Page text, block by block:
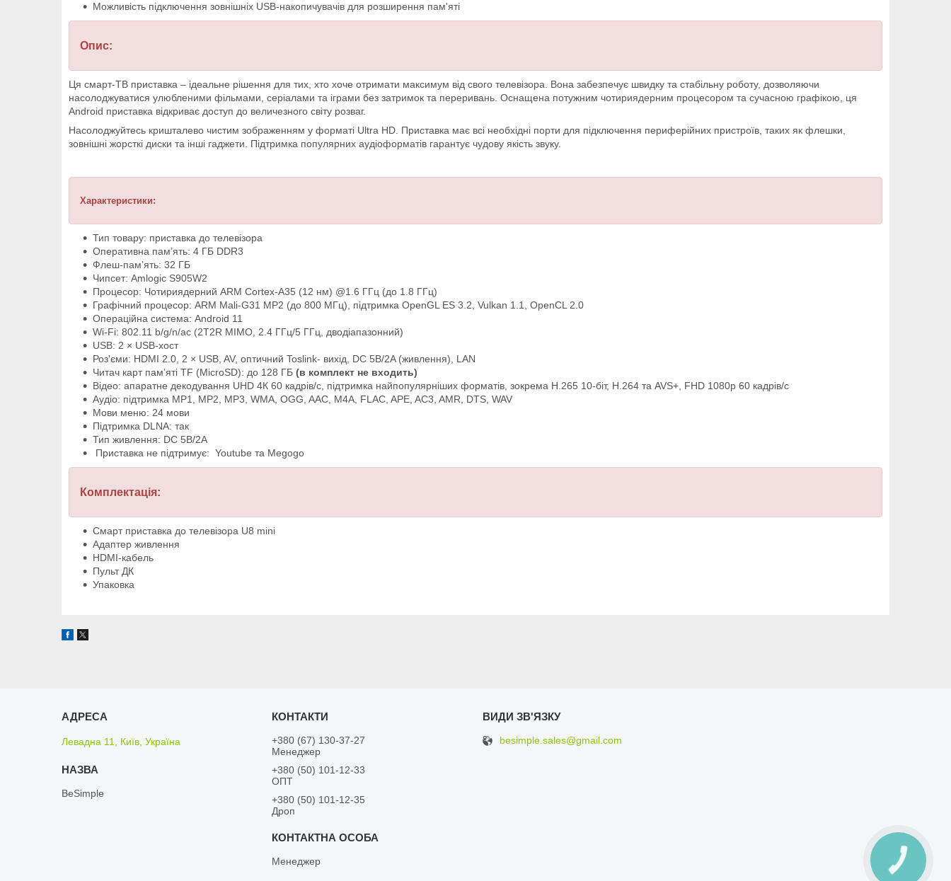
Можливість підключення зовнішніх USB-накопичувачів для розширення пам'яті
Опис:
Ця смарт-ТВ приставка – ідеальне рішення для тих, хто хоче отримати максимум від свого телевізора. Вона забезпечує швидку та стабільну роботу, дозволяючи
насолоджуватися улюбленими фільмами, серіалами та іграми без затримок та переривань. Оснащена потужним чотириядерним процесором та сучасною графікою, ця
Android приставка відкриває доступ до величезного світу розваг.
Насолоджуйтесь кришталево чистим зображенням у форматі Ultra HD. Приставка має всі необхідні порти для підключення периферійних пристроїв, таких як флешки,
зовнішні жорсткі диски та інші гаджети. Підтримка популярних аудіоформатів гарантує чудову якість звуку.
Характеристики:
Тип товару: приставка до телевізора
Оперативна пам’ять: 4 ГБ DDR3
Флеш-пам’ять: 32 ГБ
Чипсет: Amlogic S905W2
Процесор: Чотириядерний ARM Cortex-A35 (12 нм) @1.6 ГГц (до 1.8 ГГц)
Графічний процесор: ARM Mali-G31 MP2 (до 800 МГц), підтримка OpenGL ES 3.2, Vulkan 1.1, OpenCL 2.0
Операційна система: Android 11
Wi-Fi: 802.11 b/g/n/ac (2T2R MIMO, 2.4 ГГц/5 ГГц, дводіапазонний)
USB: 2 × USB-хост
Роз'єми: HDMI 2.0, 2 × USB, AV, оптичний Toslink- вихід, DC 5В/2A (живлення), LAN
Читач карт пам’яті TF (MicroSD): до 128 ГБ (в комплект не входить)
Відео: апаратне декодування UHD 4К 60 кадрів/с, підтримка найпопулярніших форматів, зокрема H.265 10-біт, H.264 та AVS+, FHD 1080p 60 кадрів/с
Аудіо: підтримка MP1, MP2, MP3, WMA, OGG, AAC, M4A, FLAC, APE, AC3, AMR, DTS, WAV
Мови меню: 24 мови
Підтримка DLNA: так
Тип живлення: DC 5В/2A
Приставка не підтримує: Youtube та Megogo
Комплектація:
Смарт приставка до телевізора U8 mini
Адаптер живлення
HDMI-кабель
Пульт ДК
Упаковка
Левадна 11, Київ, Україна
BeSimple
+380 (67) 130-37-27
Менеджер
+380 (50) 101-12-33
ОПТ
+380 (50) 101-12-35
Дроп
Менеджер
besimple.sales@gmail.com